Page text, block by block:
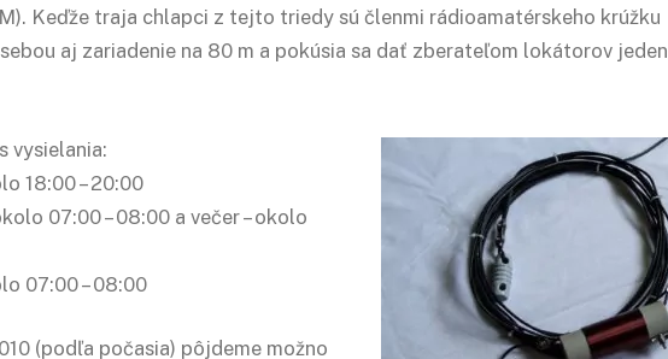
Keďže traja chlapci z tejto triedy sú členmi rádioamatérskeho krúžku
aj zariadenie na 80 m a pokúsia sa dať zberateľom lokátorov jeden
vysielania:
18:00 – 20:00
07:00 – 08:00 a večer – okolo
07:00 – 08:00
(podľa počasia) pôjdeme možno